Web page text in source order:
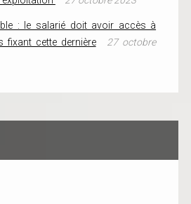
: le salarié doit avoir accès à
fixant cette dernière
27 octobre